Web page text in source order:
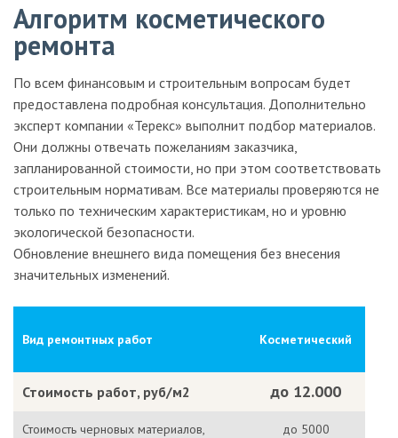
Алгоритм косметического
ремонта
По всем финансовым и строительным вопросам будет
предоставлена подробная консультация. Дополнительно
эксперт компании «Терекс» выполнит подбор материалов.
Они должны отвечать пожеланиям заказчика,
запланированной стоимости, но при этом соответствовать
строительным нормативам. Все материалы проверяются не
только по техническим характеристикам, но и уровню
экологической безопасности.
Обновление внешнего вида помещения без внесения
значительных изменений.
Вид ремонтных работ Косметический
Стоимость работ, руб/м2 до 12.000
Стоимость черновых материалов,
до 5000